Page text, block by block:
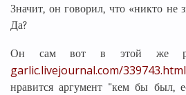
Значит, он говорил, что «никто не
Да?
Он сам вот в этой же
garlic.livejournal.com/339743.html
нравится аргумент "кем бы был,